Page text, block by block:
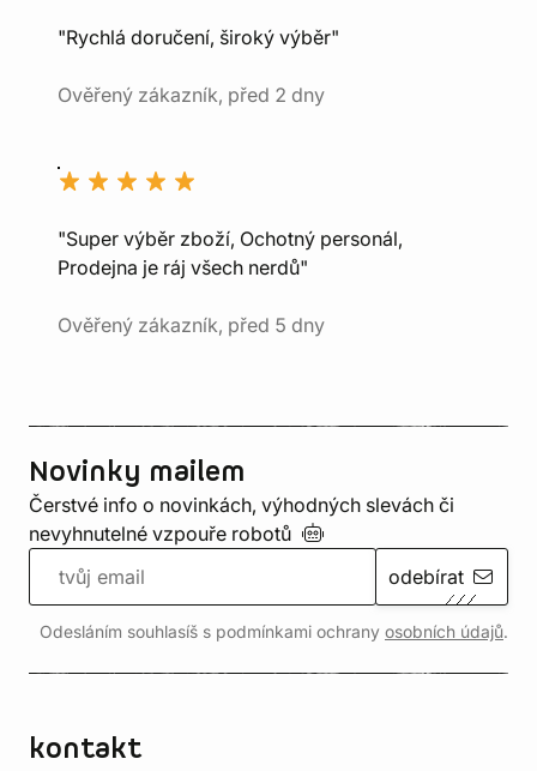
"Rychlá doručení, široký výběr"
Ověřený zákazník, před 2 dny
"Super výběr zboží, Ochotný personál,
Prodejna je ráj všech nerdů"
Ověřený zákazník, před 5 dny
Novinky mailem
Čerstvé info o novinkách, výhodných slevách či
nevyhnutelné vzpouře robotů
odebírat
Odesláním souhlasíš s podmínkami ochrany osobních údajů.
kontakt